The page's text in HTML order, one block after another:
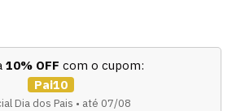
10% OFF com o cupom:
Pai10
Dia dos Pais • até 07/08